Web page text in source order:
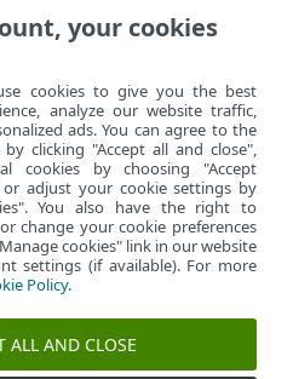
Aktivacija proizvoda>
za aktivaciju
your cookies
cookies to give you the best
analyze our website traffic,
ads. You can agree to the
clicking "Accept all and close",
cookies by choosing "Accept
or adjust your cookie settings by
You also have the right to
change your cookie preferences
cookies" link in our website
settings (if available). For more
Policy.
ALL AND CLOSE